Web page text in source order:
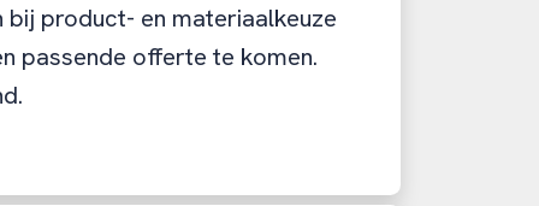
bij product- en materiaalkeuze
passende offerte te komen.